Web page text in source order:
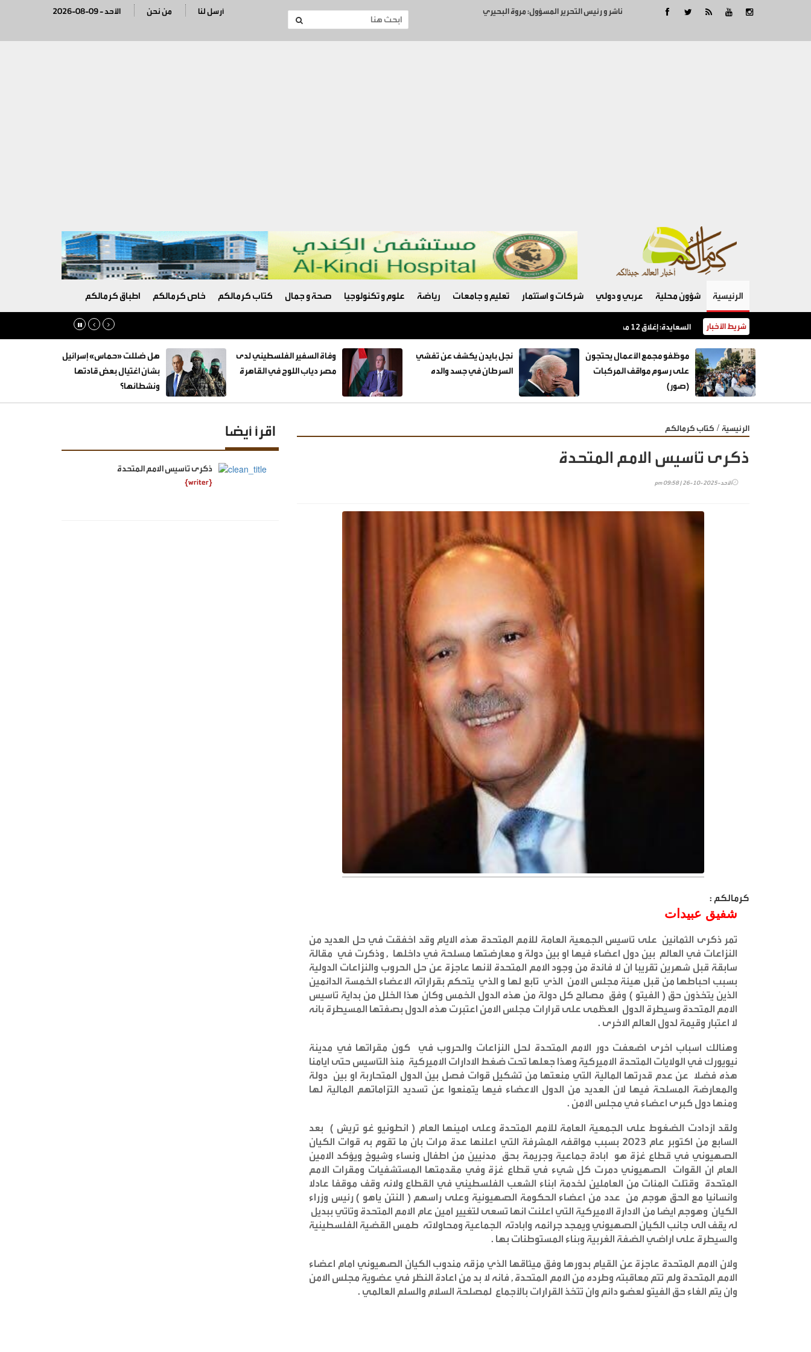
ناشر و رئيس التحرير المسؤول: مروة البحيري 2026-08-09 - الأحد من نحن أرسل لنا
الرئيسية شؤون محلية عربي و دولي شركات و استثمار تعليم و جامعات رياضة علوم و تكنولوجيا صحة و جمال كتاب كرمالكم خاص كرمالكم اطباق كرمالكم
شريط الأخبار السعايدة: إغلاق 12 محطة محروقات منذ بداية العام وضبط حالات خلط بنزين
موظفو مجمع الأعمال يحتجون
على رسوم مواقف المركبات
(صور)
نجل بايدن يكشف عن تفشي
السرطان في جسد والده
وفاة السفير الفلسطيني لدى
مصر دياب اللوح في القاهرة
هل ضللت «حماس» إسرائيل
بشأن اغتيال بعض قادتها
ونشطائها؟
الرئيسية / كتاب كرمالكم
ذكرى تأسيس الامم المتحدة
الأحد-2025-10-26 | 09:58 pm
كرمالكم :
شفيق عبيدات
تمر ذكرى الثمانين على تأسيس الجمعية العامة للأمم المتحدة هذه الايام وقد اخفقت في حل العديد من
النزاعات في العالم بين دول اعضاء فيها او بين دولة و معارضتها مسلحة في داخلها , وذكرت في مقالة
سابقة قبل شهرين تقريبا ان لا فائدة من وجود الامم المتحدة لأنها عاجزة عن حل الحروب والنزاعات الدولية
بسبب احباطها من قبل هيئة مجلس الامن الذي تابع لها و الذي يتحكم بقراراته الاعضاء الخمسة الدائمين
الذين يتخذون حق ( الفيتو ) وفق مصالح كل دولة من هذه الدول الخمس وكان هذا الخلل من بداية تأسيس
الامم المتحدة وسيطرة الدول العظمى على قرارات مجلس الامن اعتبرت هذه الدول بصفتها المسيطرة بانه
لا اعتبار وقيمة لدول العالم الاخرى .
وهنالك اسباب اخرى اضعفت دور الامم المتحدة لحل النزاعات والحروب في كون مقراتها في مدينة
نيويورك في الولايات المتحدة الاميركية وهذا جعلها تحت ضغط الادارات الاميركية منذ التأسيس حتى ايامنا
هذه فضلا عن عدم قدرتها المالية التي منعتها من تشكيل قوات فصل بين الدول المتحاربة او بين دولة
والمعارضة المسلحة فيها لان العديد من الدول الاعضاء فيها يتمنعوا عن تسديد التزاماتهم المالية لها
ومنها دول كبرى اعضاء في مجلس الامن .
ولقد ازدادت الضغوط على الجمعية العامة للأمم المتحدة وعلى امينها العام ( انطونيو غو تريش ) بعد
السابع من اكتوبر عام 2023 بسبب مواقفه المشرفة التي اعلنها عدة مرات بان ما تقوم به قوات الكيان
الصهيوني في قطاع غزة هو ابادة جماعية وجريمة بحق مدنيين من اطفال ونساء وشيوخ ويؤكد الامين
العام ان القوات الصهيوني دمرت كل شيء في قطاع غزة وفي مقدمتها المستشفيات ومقرات الامم
المتحدة وقتلت المئات من العاملين لخدمة ابناء الشعب الفلسطيني في القطاع ولانه وقف موقفا عادلا
وانسانيا مع الحق هوجم من عدد من اعضاء الحكومة الصهيونية وعلى راسهم ( النتن ياهو ) رئيس وزراء
الكيان وهوجم ايضا من الادارة الاميركية التي اعلنت انها تسعى لتغيير امين عام الامم المتحدة وتأتي ببديل
له يقف الى جانب الكيان الصهيوني ويمجد جرائمه وابادته الجماعية ومحاولاته طمس القضية الفلسطينية
والسيطرة على اراضي الضفة الغربية وبناء المستوطنات بها .
ولان الامم المتحدة عاجزة عن القيام بدورها وفق ميثاقها الذي مزقه مندوب الكيان الصهيوني امام اعضاء
الامم المتحدة ولم تتم معاقبته وطرده من الامم المتحدة , فانه لا بد من اعادة النظر في عضوية مجلس الامن
وان يتم الغاء حق الفيتو لعضو دائم وان تتخذ القرارات بالأجماع لمصلحة السلام والسلم العالمي .
اقرأ أيضا
ذكرى تأسيس الامم المتحدة
{writer}